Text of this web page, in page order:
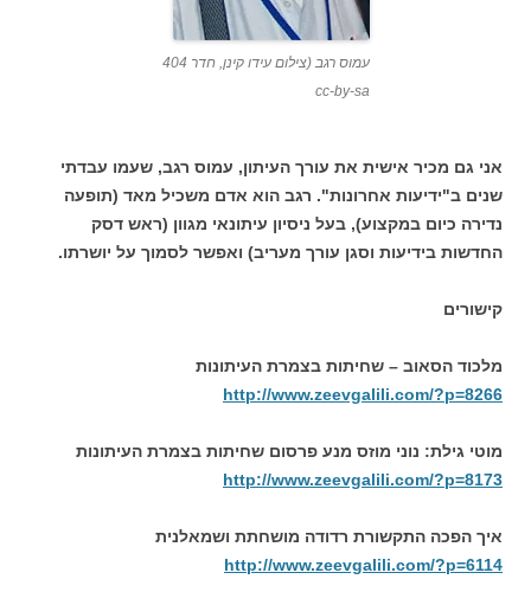
עמוס רגב (צילום עידו קינן, חדר 404
cc-by-sa
אני גם מכיר אישית את עורך העיתון, עמוס רגב, שעמו עבדתי
שנים ב"ידיעות אחרונות". רגב הוא אדם משכיל מאד (תופעה
נדירה כיום במקצוע), בעל ניסיון עיתונאי מגוון (ראש דסק
החדשות בידיעות וסגן עורך מעריב) ואפשר לסמוך על יושרתו.
קישורים
מלכוד הסאוב – שחיתות בצמרת העיתונות
http://www.zeevgalili.com/?p=8266
מוטי גילת: נוני מוזס מנע פרסום שחיתות בצמרת העיתונות
http://www.zeevgalili.com/?p=8173
איך הפכה התקשורת רדודה מושחתת ושמאלנית
http://www.zeevgalili.com/?p=6114